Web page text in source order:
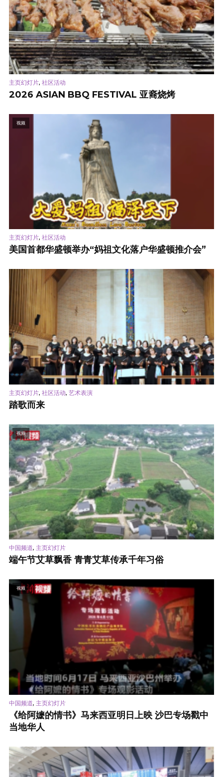
主页幻灯片, 社区活动
2026 ASIAN BBQ FESTIVAL 亚裔烧烤
视频
主页幻灯片, 社区活动
美国首都华盛顿举办“妈祖文化落户华盛顿推介会”
主页幻灯片, 社区活动, 艺术表演
踏歌而来
视频
中国频道, 主页幻灯片
端午节艾草飘香 青青艾草传承千年习俗
视频
中国频道, 主页幻灯片
《给阿嬷的情书》马来西亚明日上映 沙巴专场戳中
当地华人